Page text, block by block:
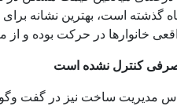
گذشته است، بهترین نشانه
خانوارها در حرکت بوده و از
کنترل نشده است
مدیریت ساخت نیز در گفت وگو